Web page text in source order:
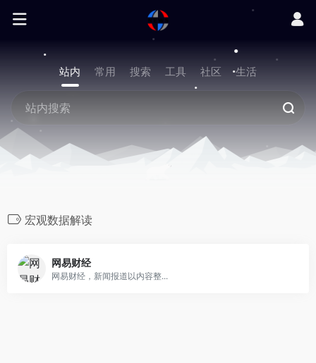
站内 常用 搜索 工具 社区 生活
宏观数据解读
网易财经
网易财经，新闻报道以内容整...